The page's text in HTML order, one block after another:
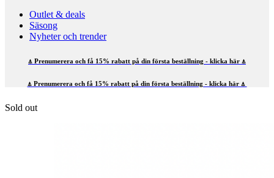
Outlet & deals
Säsong
Nyheter och trender
⍋ Prenumerera och få 15% rabatt på din första beställning - klicka här ⍋
⍋ Prenumerera och få 15% rabatt på din första beställning - klicka här ⍋
Sold out